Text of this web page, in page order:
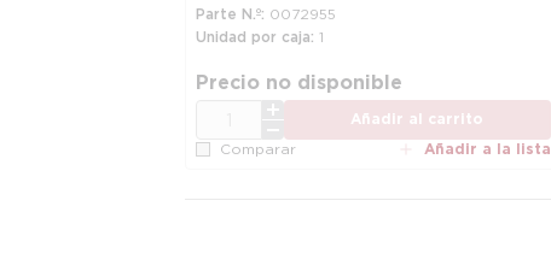
Parte N.º 0072955
Unidad por caja 1
Precio no disponible
Añadir al carrito
Comparar Añadir a la lista